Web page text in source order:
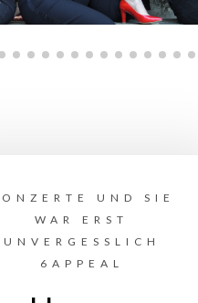
UND SIE
WAR ERST
UNVERGESSLICH
6APPEAL